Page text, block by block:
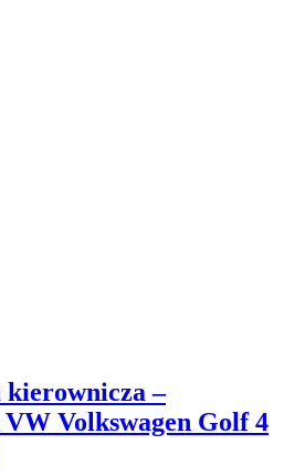
kierownicza –
Volkswagen Golf 4